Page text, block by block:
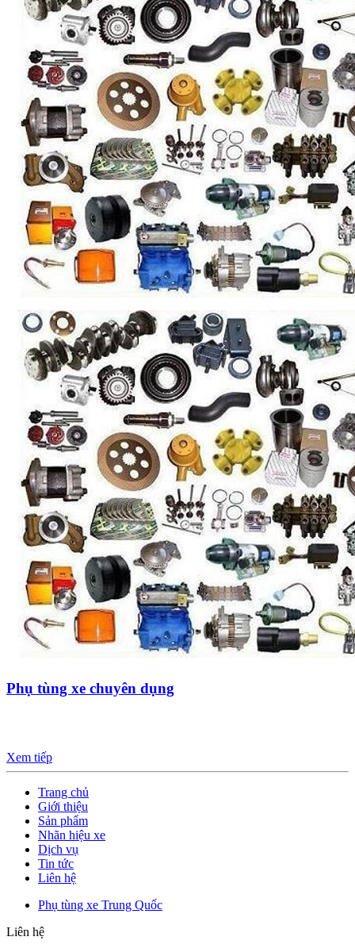
Phụ tùng xe chuyên dụng
Xem tiếp
Trang chủ
Giới thiệu
Sản phẩm
Nhãn hiệu xe
Dịch vụ
Tin tức
Liên hệ
Phụ tùng xe Trung Quốc
Liên hệ